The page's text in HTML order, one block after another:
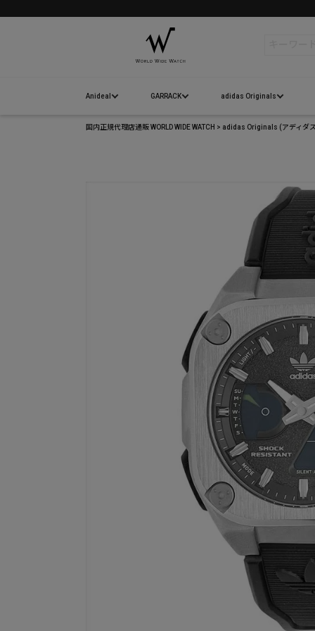
Anideal GARRACK adidas Originals
国内正規代理店通販 WORLD WIDE WATCH adidas Originals (アディダ